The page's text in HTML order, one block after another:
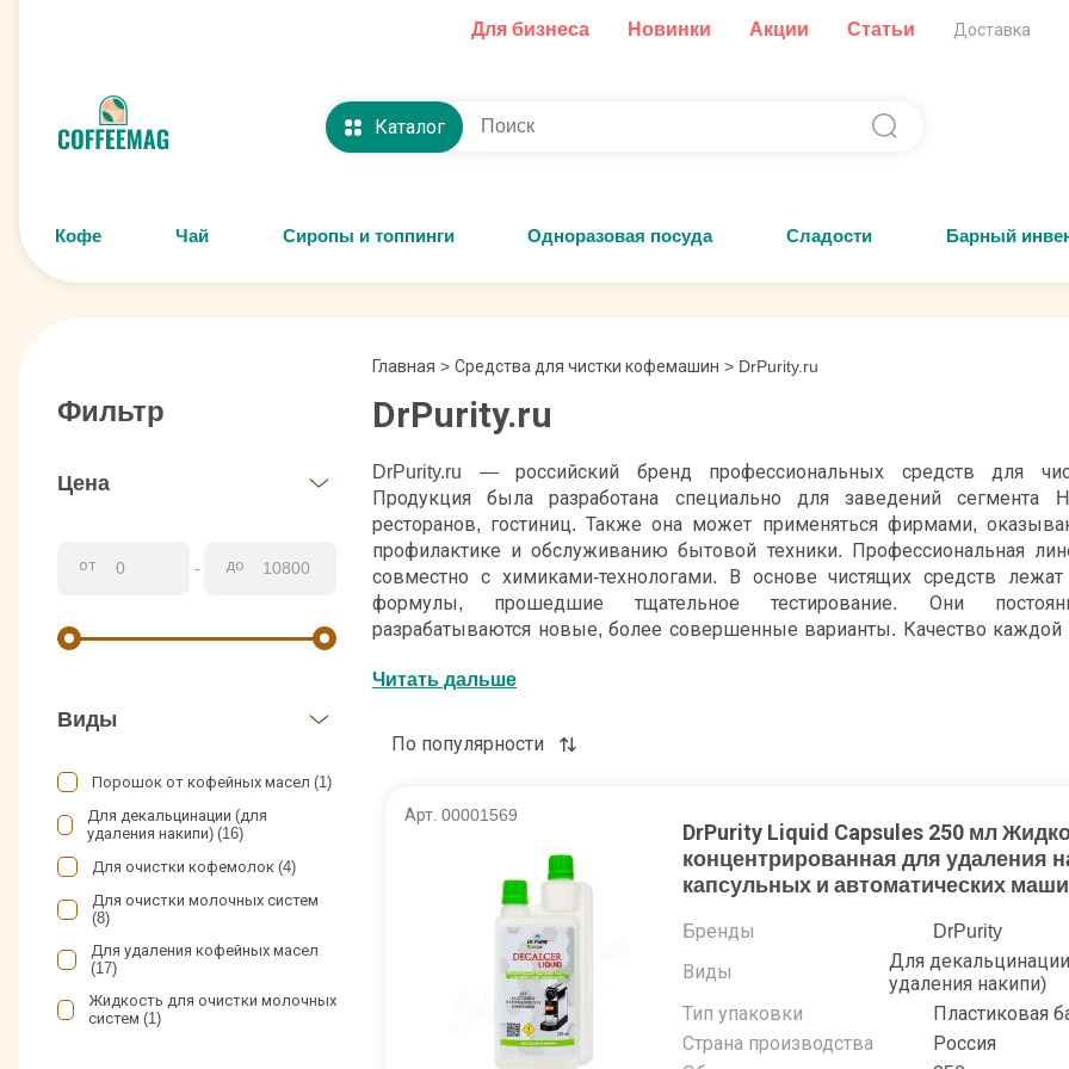
Для бизнеса Новинки Акции Статьи Доставка
Каталог
Кофе Чай Сиропы и топпинги Одноразовая посуда Сладости Барный
Фильтр
Цена
от - до
Виды
Порошок от кофейных масел (1)
Для декальцинации (для
удаления накипи) (16)
Для очистки кофемолок (4)
Для очистки молочных систем
(8)
Для удаления кофейных масел
(17)
Жидкость для очистки молочных
систем (1)
Главная > Средства для чистки кофемашин > DrPurity.ru
DrPurity.ru
DrPurity.ru — российский бренд профессиональных средств для
Продукция была разработана специально для заведений сегмента
ресторанов, гостиниц. Также она может применяться фирмами,
профилактике и обслуживанию бытовой техники. Профессиональная
совместно с химиками-технологами. В основе чистящих средств лежат
формулы, прошедшие тщательное тестирование. Они
разрабатываются новые, более совершенные варианты. Качество каждой
кофейных масел, остатков кофе и молока, отложений кальция и других
также различные аксессуары. Средства выпускаются в виде жидкостей,
профессиональными кофемашинами и капучинаторами. Продукция
поддерживать оборудование в рабочем состоянии и увеличивает срок его
абсолютно безопасны для человека, имеют все соответствующие
вкус приготавливаемых напитков. Они экономно расходуются и отличаются
Читать дальше
По популярности
Арт. 00001569
DrPurity Liquid Capsules 250 мл
концентрированная для удаления
капсульных и автоматических
Бренды
DrPurity
Виды
Для
удаления накипи)
Тип упаковки
Пластиковая
Страна производства
Россия